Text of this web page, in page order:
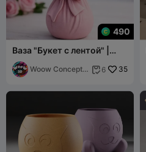
490
Ваза "Букет с лентой" |
Элегантная ваза в форме
цветочной сумки с бантом
Woow Concept
 6 35